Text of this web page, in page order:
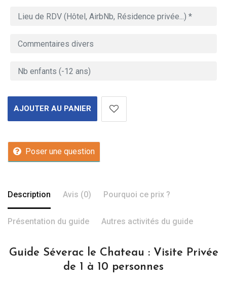
AJOUTER AU PANIER
Poser une question
Description Avis (0) Pourquoi ce prix ?
Présentation du guide Autres activités du guide
Guide Séverac le Chateau : Visite Privée
de 1 à 10 personnes